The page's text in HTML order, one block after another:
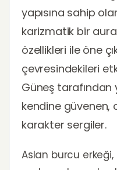
yapısına sahip
karizmatik bir
özellikleri ile öne
çevresindekileri
Güneş
kendine güvenen,
karakter sergiler.
Aslan burcu erkeği,